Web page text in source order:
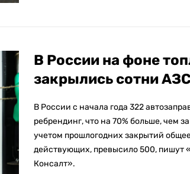
В России на фоне
закрылись сотни АЗС
В России с начала года 322
ребрендинг, что на 70% больше, чем
учетом прошлогодних закрытий
действующих, превысило 500, пишут
Консалт».